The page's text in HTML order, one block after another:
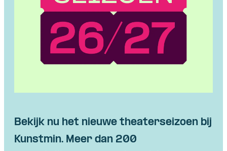
Bekijk nu het nieuwe theaterseizoen bij
Kunstmin. Meer dan 200